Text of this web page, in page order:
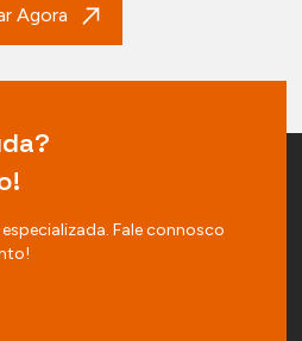
Agora
Fale connosco